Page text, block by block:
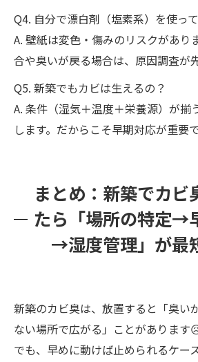
Q4. 自分で漂白剤（塩素系）を使っ
A. 壁紙は変色・傷みのリスクがあり
合や臭いが戻る場合は、原因調査が先
Q5. 新築でもカビは生えるの？
A. 条件（湿気＋温度＋栄養源）が揃
します。だからこそ早期対応が重要で
まとめ：新築でカビ
たら「場所の特定→
→湿度管理」が最
新築のカビ臭は、放置すると「臭い
ない場所で広がる」ことがあります
でも、早めに動けば止められるケー